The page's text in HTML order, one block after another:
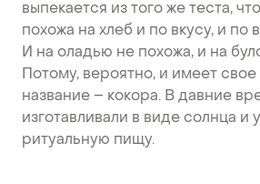
выпекается из того же теста,
похожа на хлеб и по вкусу, и по
И на оладью не похожа, и на
Потому, вероятно, и имеет
название – кокора. В давние
изготавливали в виде солнца и
ритуальную пищу.